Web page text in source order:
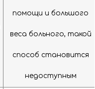
помощи и большого
веса больного, такой
способ становится
недоступным